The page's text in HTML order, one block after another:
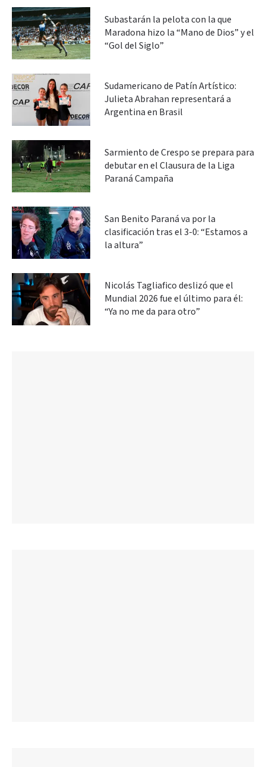
Subastarán la pelota con la que
Maradona hizo la “Mano de Dios” y el
“Gol del Siglo”
Sudamericano de Patín Artístico:
Julieta Abrahan representará a
Argentina en Brasil
Sarmiento de Crespo se prepara para
debutar en el Clausura de la Liga
Paraná Campaña
San Benito Paraná va por la
clasificación tras el 3-0: “Estamos a
la altura”
Nicolás Tagliafico deslizó que el
Mundial 2026 fue el último para él:
“Ya no me da para otro”